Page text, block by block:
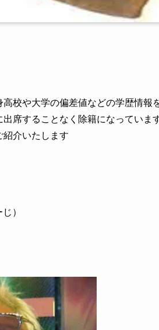
校や大学の偏差値などの学歴情報
席することなく除籍になっていま
紹介いたします
）